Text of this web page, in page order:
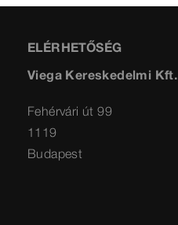
ELÉRHETŐSÉG
Viega Kereskedelmi Kft.
Fehérvári út 99
1119
Budapest